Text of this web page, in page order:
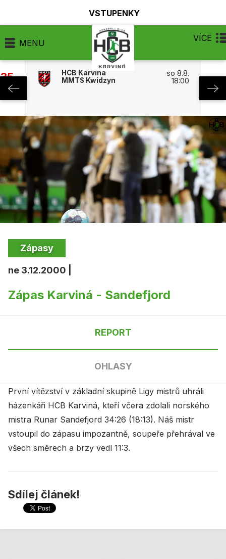
VSTUPENKY
MENU VÍCE
HCB Karviná
MMTS Kwidzyn
so 8.8.
18:00
Zápasy
ne 3.12.2000 |
Zápas Karviná - Sandefjord
REPORT
OHLASY
První vítězství v základní skupině Ligy mistrů uhráli
házenkáři HCB Karviná, kteří včera zdolali norského
mistra Runar Sandefjord 34:26 (18:13). Náš mistr
vstoupil do zápasu impozantně, soupeře přehrával ve
všech směrech a brzy vedl 11:3.
Sdílej článek!